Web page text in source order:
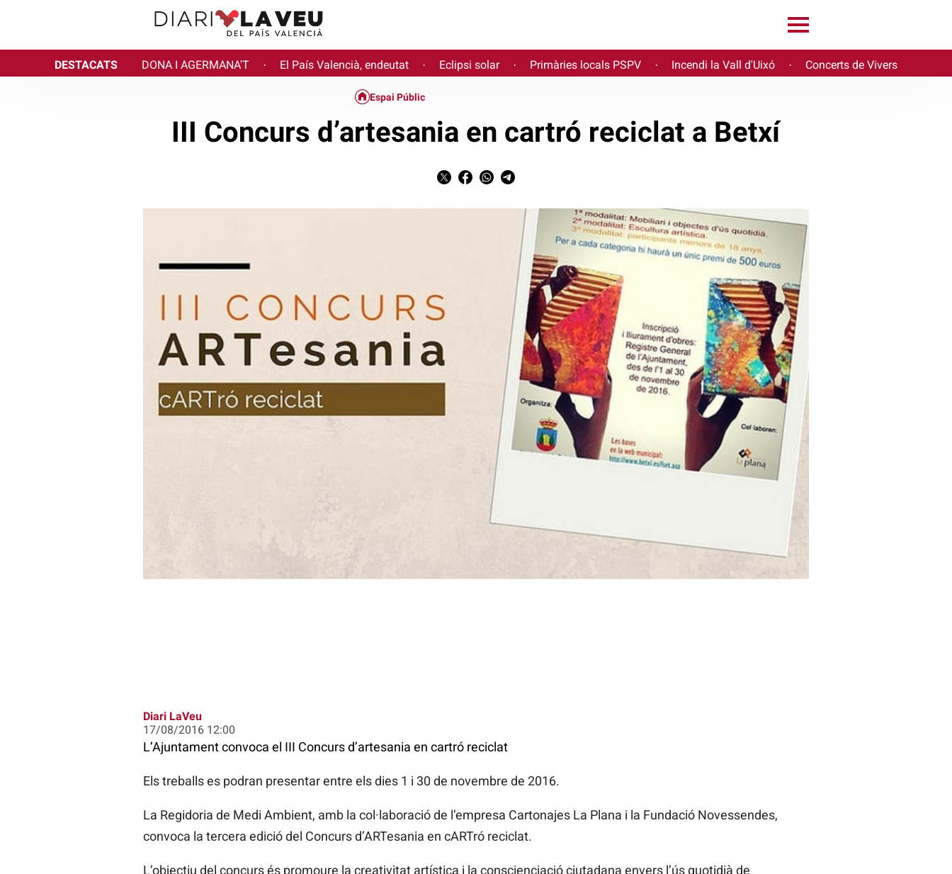
DESTACATS DONA I AGERMANA'T · El País Valencià, endeutat · Eclipsi solar · Primàries locals PSPV · Incendi la Vall d'Uixó · Concerts de Vivers
Espai Públic
III Concurs d’artesania en cartró reciclat a Betxí
Diari LaVeu
17/08/2016 12:00
L’Ajuntament convoca el III Concurs d’artesania en cartró reciclat
Els treballs es podran presentar entre els dies 1 i 30 de novembre de 2016.
La Regidoria de Medi Ambient, amb la col·laboració de l’empresa Cartonajes La Plana i la Fundació Novessendes,
convoca la tercera edició del Concurs d’ARTesania en cARTró reciclat.
L’objectiu del concurs és promoure la creativitat artística i la conscienciació ciutadana envers l’ús quotidià de